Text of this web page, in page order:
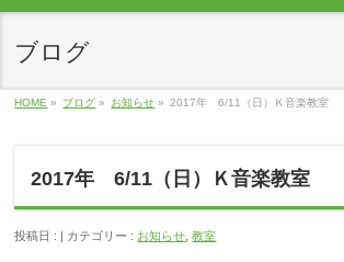
ブログ
HOME » ブログ » お知らせ » 2017年 6/11（日）Ｋ音楽教室
2017年 6/11（日）Ｋ音楽教室
投稿日 : | カテゴリー : お知らせ ,教室